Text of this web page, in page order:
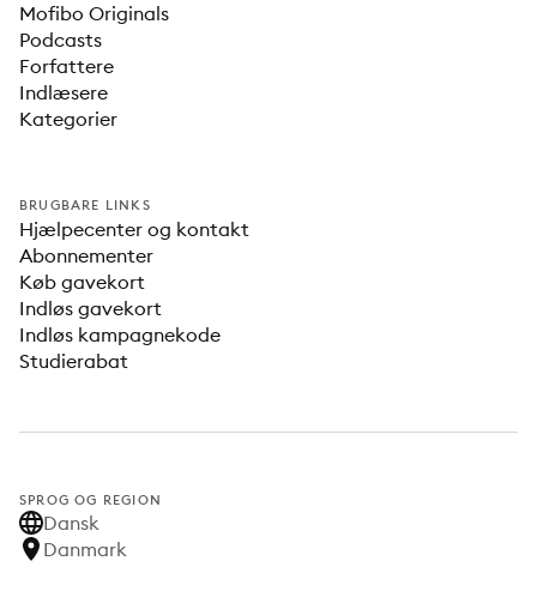
Mofibo Originals
Podcasts
Forfattere
Indlæsere
Kategorier
BRUGBARE LINKS
Hjælpecenter og kontakt
Abonnementer
Køb gavekort
Indløs gavekort
Indløs kampagnekode
Studierabat
SPROG OG REGION
Dansk
Danmark